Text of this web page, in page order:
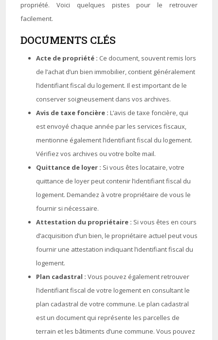
propriété. Voici quelques pistes pour le retrouver
facilement.
DOCUMENTS CLÉS
Acte de propriété : Ce document, souvent remis lors
de l’achat d’un bien immobilier, contient généralement
l’identifiant fiscal du logement. Il est important de le
conserver soigneusement dans vos archives.
Avis de taxe foncière : L’avis de taxe foncière, qui
est envoyé chaque année par les services fiscaux,
mentionne également l’identifiant fiscal du logement.
Vérifiez vos archives ou votre boîte mail.
Quittance de loyer : Si vous êtes locataire, votre
quittance de loyer peut contenir l’identifiant fiscal du
logement. Demandez à votre propriétaire de vous le
fournir si nécessaire.
Attestation du propriétaire : Si vous êtes en cours
d’acquisition d’un bien, le propriétaire actuel peut vous
fournir une attestation indiquant l’identifiant fiscal du
logement.
Plan cadastral : Vous pouvez également retrouver
l’identifiant fiscal de votre logement en consultant le
plan cadastral de votre commune. Le plan cadastral
est un document qui représente les parcelles de
terrain et les bâtiments d’une commune. Vous pouvez